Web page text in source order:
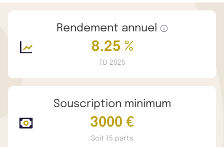
Rendement annuel
8.25 %
TD 2025
Souscription minimum
3000 €
Soit 15 parts